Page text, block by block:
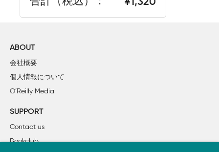
ABOUT
会社概要
個人情報について
O’Reilly Media
SUPPORT
Contact us
Bookclub